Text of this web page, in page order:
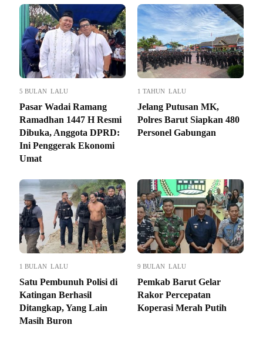
5 BULAN LALU
Pasar Wadai Ramang
Ramadhan 1447 H Resmi
Dibuka, Anggota DPRD:
Ini Penggerak Ekonomi
Umat
1 TAHUN LALU
Jelang Putusan MK,
Polres Barut Siapkan 480
Personel Gabungan
1 BULAN LALU
Satu Pembunuh Polisi di
Katingan Berhasil
Ditangkap, Yang Lain
Masih Buron
9 BULAN LALU
Pemkab Barut Gelar
Rakor Percepatan
Koperasi Merah Putih